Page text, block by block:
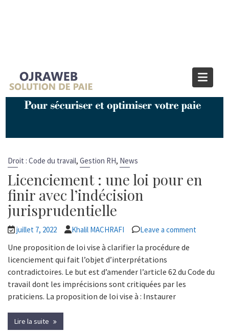
faute grave
Home licenciement pour faute grave
Droit : Code du travail,Gestion RH, News
Licenciement : une loi pour en
finir avec l’indécision
jurisprudentielle
juillet 7, 2022 Khalil MACHRAFI Leave a comment
Une proposition de loi vise à clarifier la procédure de
licenciement qui fait l’objet d’interprétations
contradictoires. Le but est d’amender l’article 62 du Code du
travail dont les imprécisions sont critiquées par les
praticiens. La proposition de loi vise à : Instaurer
Lire la suite